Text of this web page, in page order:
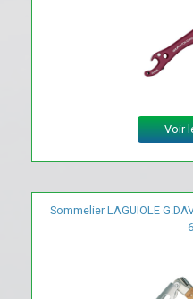
Voir
Sommelier LAGUIOLE